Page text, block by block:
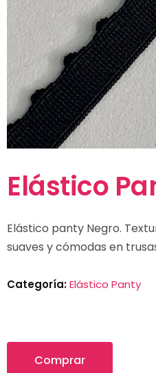
Elástico
Elástico panty Negro.
suaves y cómodas en
Categoría:Elástico Panty
Comprar